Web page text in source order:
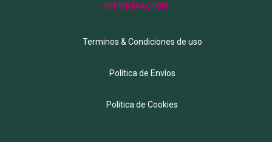
INFORMACIÓN
Terminos & Condiciones de uso
Política de Envíos
Politica de Cookies